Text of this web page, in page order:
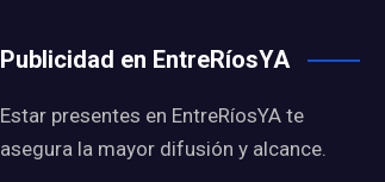
Publicidad en EntreRíosYA
Estar presentes en EntreRíosYA te
asegura la mayor difusión y alcance.